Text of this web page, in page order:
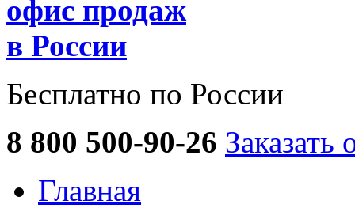
офис продаж
в России
Бесплатно по России
8 800 500-90-26 Заказать
Главная